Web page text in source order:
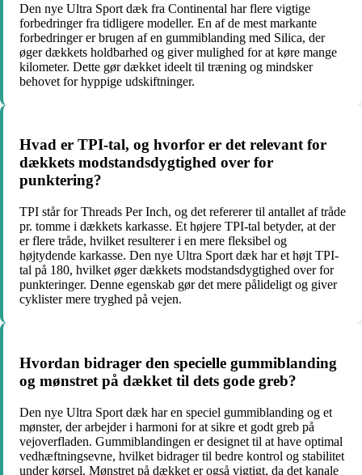
Den nye Ultra Sport dæk fra Continental har flere vigtige
forbedringer fra tidligere modeller. En af de mest markante
forbedringer er brugen af en gummiblanding med Silica, der
øger dækkets holdbarhed og giver mulighed for at køre mange
kilometer. Dette gør dækket ideelt til træning og mindsker
behovet for hyppige udskiftninger.
Hvad er TPI-tal, og hvorfor er det relevant for
dækkets modstandsdygtighed over for
punktering?
TPI står for Threads Per Inch, og det refererer til antallet af tråde
pr. tomme i dækkets karkasse. Et højere TPI-tal betyder, at der
er flere tråde, hvilket resulterer i en mere fleksibel og
højtydende karkasse. Den nye Ultra Sport dæk har et højt TPI-
tal på 180, hvilket øger dækkets modstandsdygtighed over for
punkteringer. Denne egenskab gør det mere pålideligt og giver
cyklister mere tryghed på vejen.
Hvordan bidrager den specielle gummiblanding
og mønstret på dækket til dets gode greb?
Den nye Ultra Sport dæk har en speciel gummiblanding og et
mønster, der arbejder i harmoni for at sikre et godt greb på
vejoverfladen. Gummiblandingen er designet til at have optimal
vedhæftningsevne, hvilket bidrager til bedre kontrol og stabilitet
under kørsel. Mønstret på dækket er også vigtigt, da det kanale